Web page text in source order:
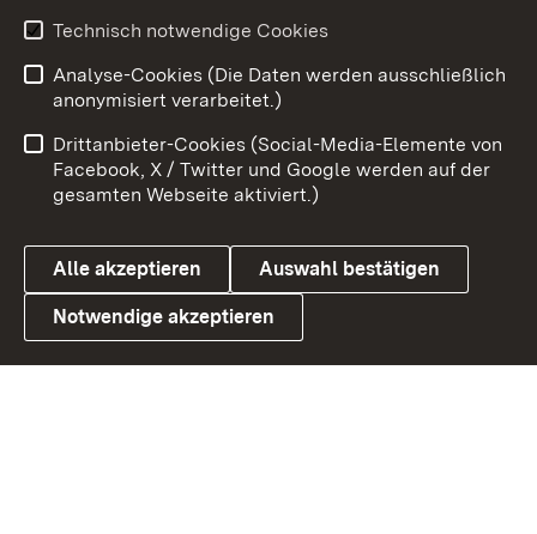
Youtube
Link zum Landesportal
Benutzungshinweise
Barrierefreiheit
Datenschutz
Cookies
Technisch notwendige Cookies
Analyse-Cookies (Die Daten werden ausschließlich
anonymisiert verarbeitet.)
Drittanbieter-Cookies (Social-Media-Elemente von
Facebook, X / Twitter und Google werden auf der
gesamten Webseite aktiviert.)
Alle akzeptieren Auswahl bestätigen
Notwendige akzeptieren